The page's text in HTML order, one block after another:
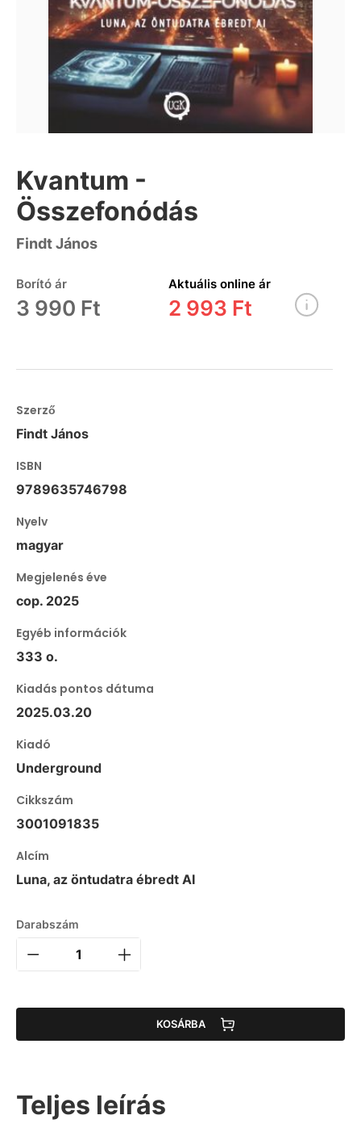
Kvantum -
Összefonódás
Findt János
Borító ár
3 990 Ft
Aktuális online ár
2 993 Ft
Szerző
Findt János
ISBN
9789635746798
Nyelv
magyar
Megjelenés éve
cop. 2025
Egyéb információk
333 o.
Kiadás pontos dátuma
2025.03.20
Kiadó
Underground
Cikkszám
3001091835
Alcím
Luna, az öntudatra ébredt AI
Darabszám
KOSÁRBA
Teljes leírás